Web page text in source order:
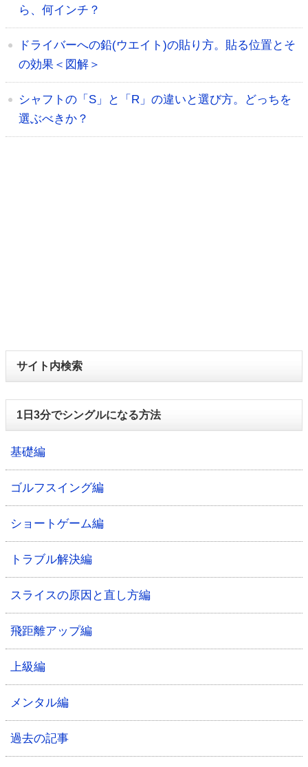
ら、何インチ？
ドライバーへの鉛(ウエイト)の貼り方。貼る位置とそ
の効果＜図解＞
シャフトの「S」と「R」の違いと選び方。どっちを
選ぶべきか？
サイト内検索
1日3分でシングルになる方法
基礎編
ゴルフスイング編
ショートゲーム編
トラブル解決編
スライスの原因と直し方編
飛距離アップ編
上級編
メンタル編
過去の記事